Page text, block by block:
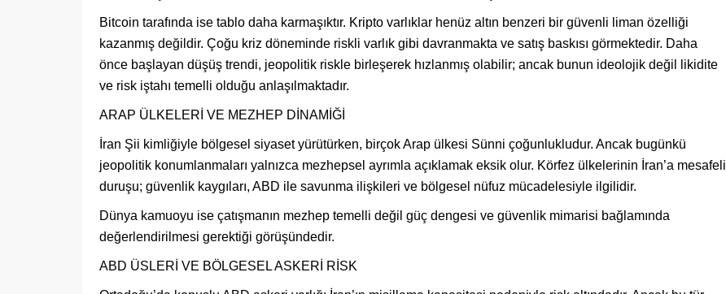
Bitcoin tarafında ise tablo daha karmaşıktır. Kripto varlıklar henüz altın benzeri bir güvenli liman özelliği
kazanmış değildir. Çoğu kriz döneminde riskli varlık gibi davranmakta ve satış baskısı görmektedir. Daha
önce başlayan düşüş trendi, jeopolitik riskle birleşerek hızlanmış olabilir; ancak bunun ideolojik değil likidite
ve risk iştahı temelli olduğu anlaşılmaktadır.
ARAP ÜLKELERİ VE MEZHEP DİNAMİĞİ
İran Şii kimliğiyle bölgesel siyaset yürütürken, birçok Arap ülkesi Sünni çoğunlukludur. Ancak bugünkü
jeopolitik konumlanmaları yalnızca mezhepsel ayrımla açıklamak eksik olur. Körfez ülkelerinin İran’a mesafeli
duruşu; güvenlik kaygıları, ABD ile savunma ilişkileri ve bölgesel nüfuz mücadelesiyle ilgilidir.
Dünya kamuoyu ise çatışmanın mezhep temelli değil güç dengesi ve güvenlik mimarisi bağlamında
değerlendirilmesi gerektiği görüşündedir.
ABD ÜSLERİ VE BÖLGESEL ASKERİ RİSK